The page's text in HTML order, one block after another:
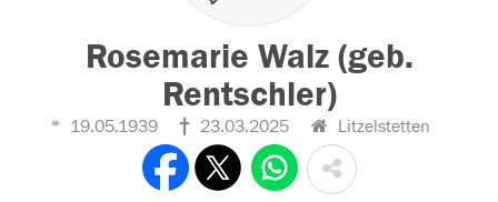
Rosemarie Walz (geb.
Rentschler)
19.05.1939 23.03.2025 Litzelstetten